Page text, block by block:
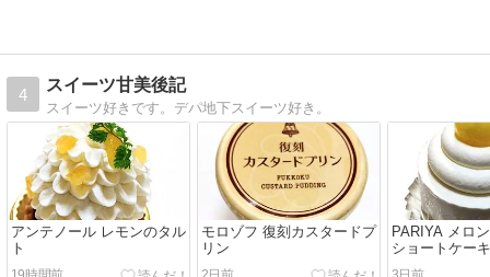
4
スイーツ甘美後記
スイーツ好きです。デパ地下スイーツ好き。
アンテノール レモンのタル
ト
モロゾフ 復刻カスタードプ
リン
PARIYA メロ
ショートケーキ